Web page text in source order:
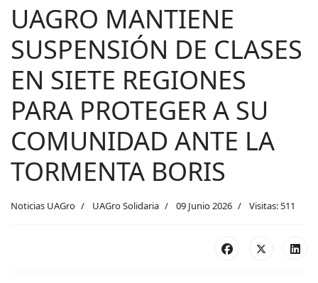
UAGRO MANTIENE
SUSPENSIÓN DE CLASES
EN SIETE REGIONES
PARA PROTEGER A SU
COMUNIDAD ANTE LA
TORMENTA BORIS
Noticias UAGro UAGro Solidaria 09 Junio 2026 Visitas: 511